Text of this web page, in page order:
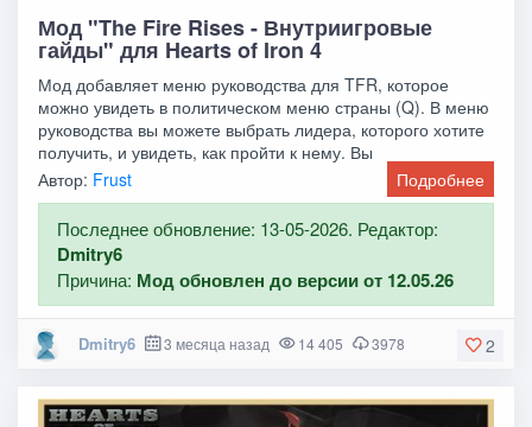
Мод "The Fire Rises - Внутриигровые
гайды" для Hearts of Iron 4
Мод добавляет меню руководства для TFR, которое
можно увидеть в политическом меню страны (Q). В меню
руководства вы можете выбрать лидера, которого хотите
получить, и увидеть, как пройти к нему. Вы
Автор: Frust Подробнее
Последнее обновление: 13-05-2026. Редактор:
Dmitry6
Причина: Мод обновлен до версии от 12.05.26
2
Dmitry6 3 месяца назад 14 405 3978